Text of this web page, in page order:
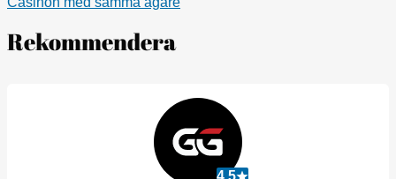
Rekommendera